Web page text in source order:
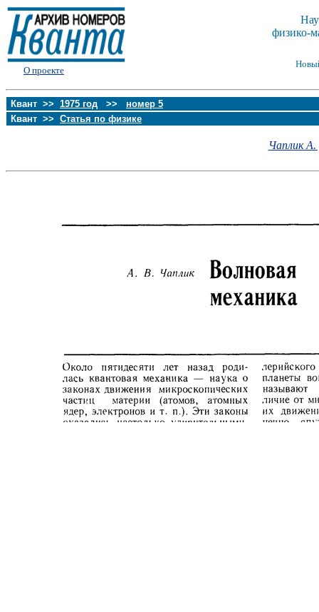
О проекте
физико-
Квант >> 1975 год >> номер 5
Квант >> Статья по физике
Чаплик А.